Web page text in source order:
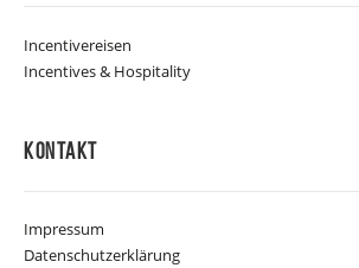
Incentivereisen
Incentives & Hospitality
Kontakt
Impressum
Datenschutzerklärung